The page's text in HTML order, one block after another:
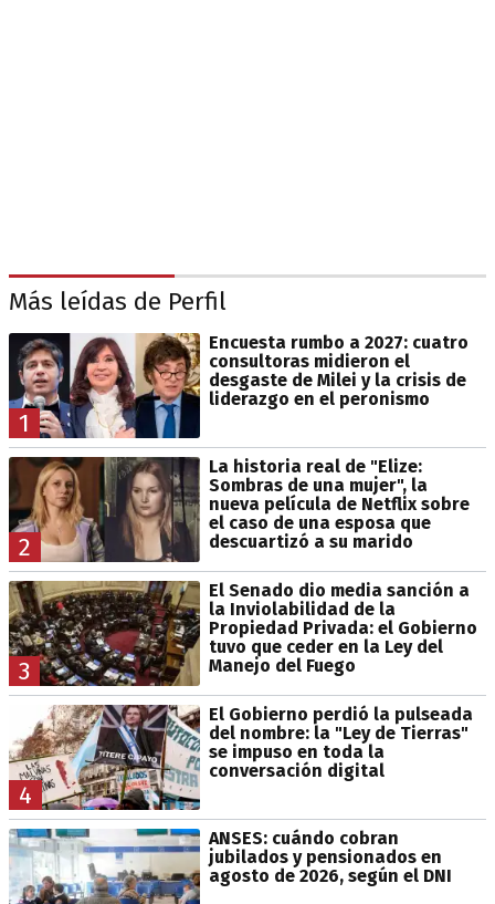
Más leídas de Perfil
1
Encuesta rumbo a 2027: cuatro
consultoras midieron el
desgaste de Milei y la crisis de
liderazgo en el peronismo
2
La historia real de "Elize:
Sombras de una mujer", la
nueva película de Netflix sobre
el caso de una esposa que
descuartizó a su marido
3
El Senado dio media sanción a
la Inviolabilidad de la
Propiedad Privada: el Gobierno
tuvo que ceder en la Ley del
Manejo del Fuego
4
El Gobierno perdió la pulseada
del nombre: la "Ley de Tierras"
se impuso en toda la
conversación digital
ANSES: cuándo cobran
jubilados y pensionados en
agosto de 2026, según el DNI